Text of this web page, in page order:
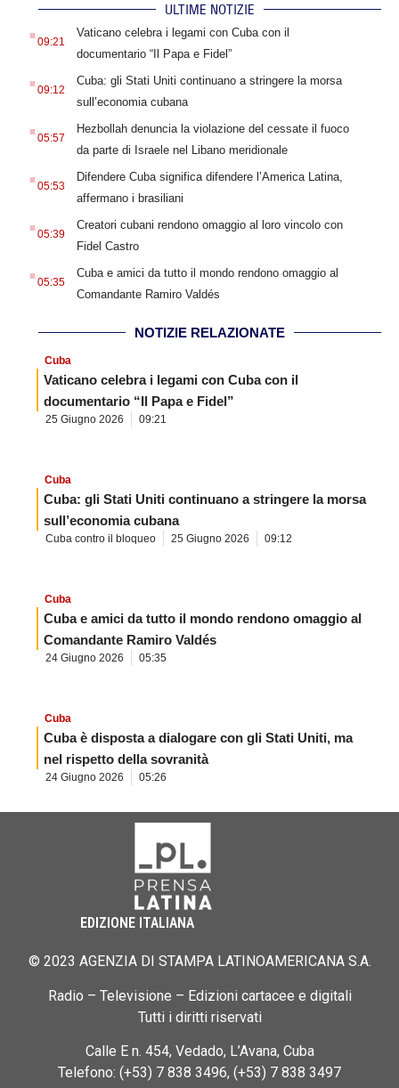
ULTIME NOTIZIE
.09:21
Vaticano celebra i legami con Cuba con il
documentario “Il Papa e Fidel”
.09:12
Cuba: gli Stati Uniti continuano a stringere la morsa
sull’economia cubana
.05:57
Hezbollah denuncia la violazione del cessate il fuoco
da parte di Israele nel Libano meridionale
.05:53
Difendere Cuba significa difendere l’America Latina,
affermano i brasiliani
.05:39
Creatori cubani rendono omaggio al loro vincolo con
Fidel Castro
.05:35
Cuba e amici da tutto il mondo rendono omaggio al
Comandante Ramiro Valdés
NOTIZIE RELAZIONATE
Cuba
Vaticano celebra i legami con Cuba con il
documentario “Il Papa e Fidel”
25 Giugno 2026 09:21
Cuba
Cuba: gli Stati Uniti continuano a stringere la morsa
sull’economia cubana
Cuba contro il bloqueo 25 Giugno 2026 09:12
Cuba
Cuba e amici da tutto il mondo rendono omaggio al
Comandante Ramiro Valdés
24 Giugno 2026 05:35
Cuba
Cuba è disposta a dialogare con gli Stati Uniti, ma
nel rispetto della sovranità
24 Giugno 2026 05:26
EDIZIONE ITALIANA
© 2023 AGENZIA DI STAMPA LATINOAMERICANA S.A.
Radio – Televisione – Edizioni cartacee e digitali
Tutti i diritti riservati
Calle E n. 454, Vedado, L’Avana, Cuba
Telefono: (+53) 7 838 3496, (+53) 7 838 3497